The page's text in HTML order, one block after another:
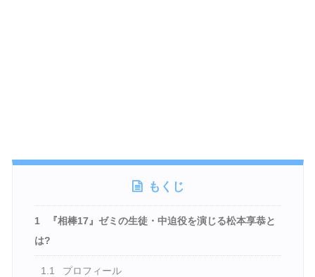
もくじ
1
『相棒17』ゼミの生徒・中迫役を演じる松本享恭と
は?
1.1 プロフィール